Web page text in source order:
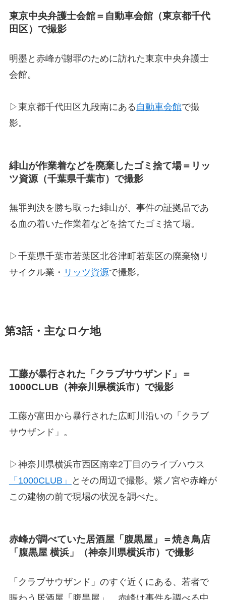
東京中央弁護士会館＝自動車会館（東京都千代
田区）で撮影
明墨と赤峰が謝罪のために訪れた東京中央弁護士
会館。
▷東京都千代田区九段南にある 自動車会館で撮
影。
緋山が作業着などを廃棄したゴミ捨て場＝リッ
ツ資源（千葉県千葉市）で撮影
無罪判決を勝ち取った緋山が、事件の証拠品であ
る血の着いた作業着などを捨てたゴミ捨て場。
▷千葉県千葉市若葉区北谷津町若葉区の廃棄物リ
サイクル業・ リッツ資源で撮影。
第3話・主なロケ地
工藤が暴行された「クラブサウザンド」＝
1000CLUB（神奈川県横浜市）で撮影
工藤が富田から暴行された広町川沿いの「クラブ
サウザンド」。
▷神奈川県横浜市西区南幸2丁目のライブハウス
「1000CLUB」
とその周辺で撮影。紫ノ宮や赤峰が
この建物の前で現場の状況を調べた。
赤峰が調べていた居酒屋「腹黒屋」＝焼き鳥店
「腹黒屋 横浜」（神奈川県横浜市）で撮影
「クラブサウザンド」のすぐ近くにある、若者で
賑わう居酒屋「腹黒屋」。赤峰は事件を調べる中